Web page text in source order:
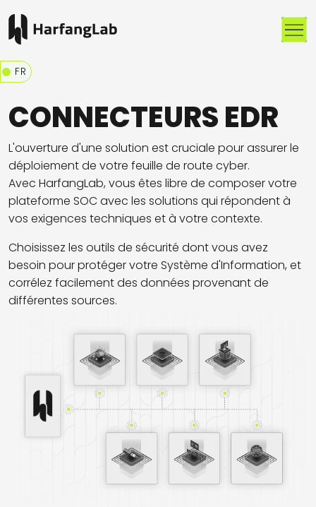
FR
CONNECTEURS EDR
L'ouverture d'une solution est cruciale pour assurer le
déploiement de votre feuille de route cyber.
Avec HarfangLab, vous êtes libre de composer votre
plateforme SOC avec les solutions qui répondent à
vos exigences techniques et à votre contexte.
Choisissez les outils de sécurité dont vous avez
besoin pour protéger votre Système d'Information, et
corrélez facilement des données provenant de
différentes sources.